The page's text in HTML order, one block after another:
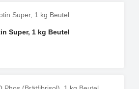
Super, 1 kg Beutel